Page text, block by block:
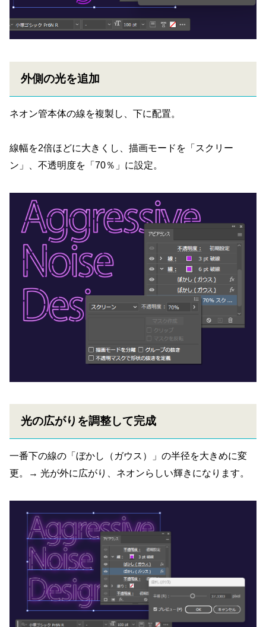
外側の光を追加
ネオン管本体の線を複製し、下に配置。
線幅を2倍ほどに大きくし、描画モードを「スクリー
ン」、不透明度を「70％」に設定。
光の広がりを調整して完成
一番下の線の「ぼかし（ガウス）」の半径を大きめに変
更。→ 光が外に広がり、ネオンらしい輝きになります。